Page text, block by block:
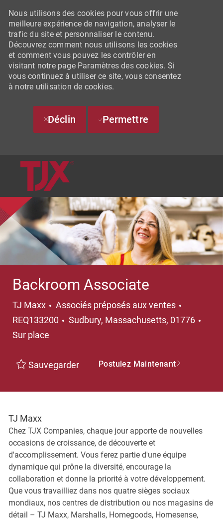
SKIP TO MAIN CONTENT
Nous utilisons des cookies pour vous offrir une
meilleure expérience de navigation, analyser le
trafic du site et personnaliser le contenu.
Découvrez comment nous utilisons les cookies
et comment vous pouvez les contrôler en
visitant notre page Paramètres des cookies. Si
vous continuez à utiliser ce site, vous consentez
à notre utilisation de cookies.
Déclin Permettre
Backroom Associate
TJ Maxx Catégorie
Associés préposés aux ventes
REQ133200
Emplacement
Sudbury, Massachusetts, 01776
Sur place
Sauvegarder Postulez Maintenant
TJ Maxx
Chez TJX Companies, chaque jour apporte de nouvelles
occasions de croissance, de découverte et
d'accomplissement. Vous ferez partie d'une équipe
dynamique qui prône la diversité, encourage la
collaboration et donne la priorité à votre développement.
Que vous travailliez dans nos quatre sièges sociaux
mondiaux, nos centres de distribution ou nos magasins de
détail – TJ Maxx, Marshalls, Homegoods, Homesense,